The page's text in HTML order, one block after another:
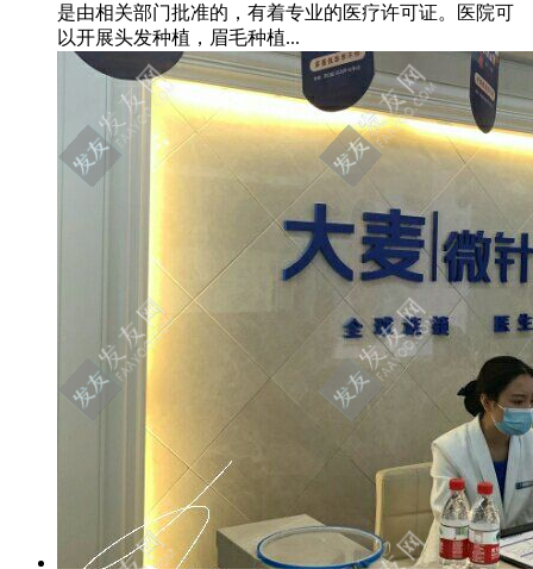
是由相关部门批准的，有着专业的医疗许可证。医院可
以开展头发种植，眉毛种植...